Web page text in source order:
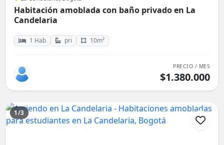
Habitación amoblada con baño privado en La
Candelaria
1 Hab pri 10m²
PRECIO / MES
$1.380.000
1/3